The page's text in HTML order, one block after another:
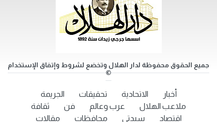
جميع الحقوق محفوظة لدار الهلال وتخضع لشروط وإتفاق الإستخدام
©
أخبار الاتحادية تحقيقات
الجريمة
ملاعب الهلال
عرب وعالم فن
ثقافة
اقتصاد
سيدتي محافظات مقالات